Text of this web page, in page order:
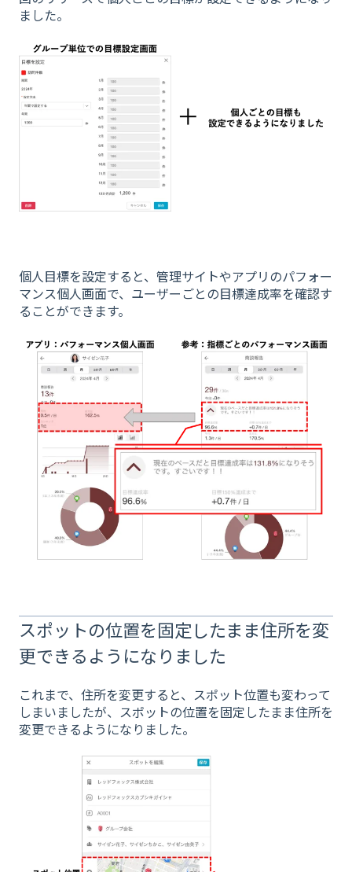
ました。
個人目標を設定すると、管理サイトやアプリのパフォー
マンス個人画面で、ユーザーごとの目標達成率を確認す
ることができます。
スポットの位置を固定したまま住所を変
更できるようになりました
これまで、住所を変更すると、スポット位置も変わって
しまいましたが、スポットの位置を固定したまま住所を
変更できるようになりました。